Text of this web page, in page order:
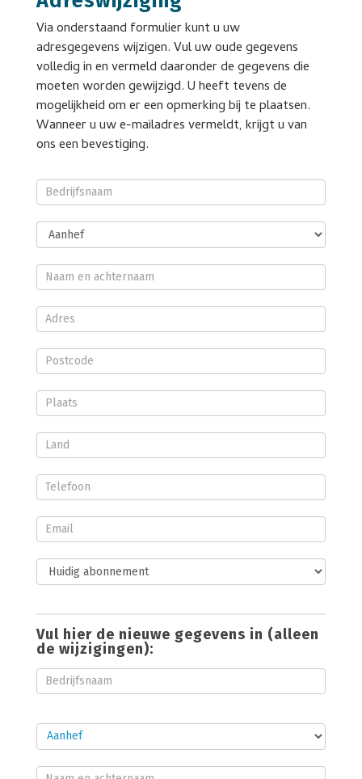
Via onderstaand formulier kunt u uw
adresgegevens wijzigen. Vul uw oude gegevens
volledig in en vermeld daaronder de gegevens die
moeten worden gewijzigd. U heeft tevens de
mogelijkheid om er een opmerking bij te plaatsen.
Wanneer u uw e-mailadres vermeldt, krijgt u van
ons een bevestiging.
Onder
Glas
Adreswijziging
Vul hier de nieuwe gegevens in (alleen
de wijzigingen):
Aanhef